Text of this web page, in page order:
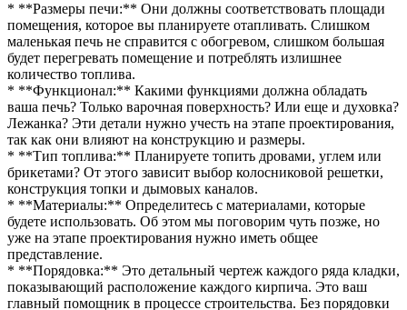
* **Размеры печи:** Они должны соответствовать площади
помещения, которое вы планируете отапливать. Слишком
маленькая печь не справится с обогревом, слишком большая
будет перегревать помещение и потреблять излишнее
количество топлива.
* **Функционал:** Какими функциями должна обладать
ваша печь? Только варочная поверхность? Или еще и духовка?
Лежанка? Эти детали нужно учесть на этапе проектирования,
так как они влияют на конструкцию и размеры.
* **Тип топлива:** Планируете топить дровами, углем или
брикетами? От этого зависит выбор колосниковой решетки,
конструкция топки и дымовых каналов.
* **Материалы:** Определитесь с материалами, которые
будете использовать. Об этом мы поговорим чуть позже, но
уже на этапе проектирования нужно иметь общее
представление.
* **Порядовка:** Это детальный чертеж каждого ряда кладки,
показывающий расположение каждого кирпича. Это ваш
главный помощник в процессе строительства. Без порядовки